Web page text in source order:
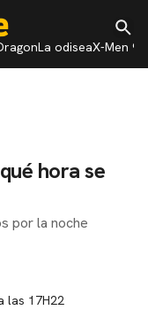
La odiseaX-Men 97
hora se
por la noche
las 17H22